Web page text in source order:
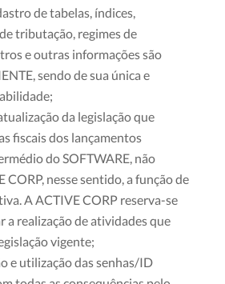
de tabelas, índices,
tributação, regimes de
e outras informações são
sendo de sua única e
da legislação que
fiscais dos lançamentos
do SOFTWARE, não
CORP, nesse sentido, a função de
A ACTIVE CORP reserva-se
a realização de atividades que
vigente;
e utilização das senhas/ID